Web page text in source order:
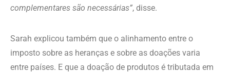
complementares são necessárias”, disse.
Sarah explicou também que o alinhamento entre o
imposto sobre as heranças e sobre as doações varia
entre países. E que a doação de produtos é tributada em